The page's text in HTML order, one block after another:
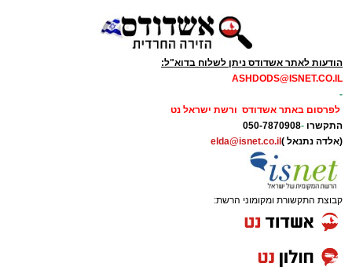
הודעות לאתר אשדודס ניתן לשלוח בדוא"ל:
ASHDODS@ISNET.CO.IL
-
לפרסום באתר אשדודס ורשת ישראל נט
התקשרו -
050-7870908
(אלדה נתנאל ) elda@isnet.co.il
קבוצת התקשורת ומקומוני הרשת: